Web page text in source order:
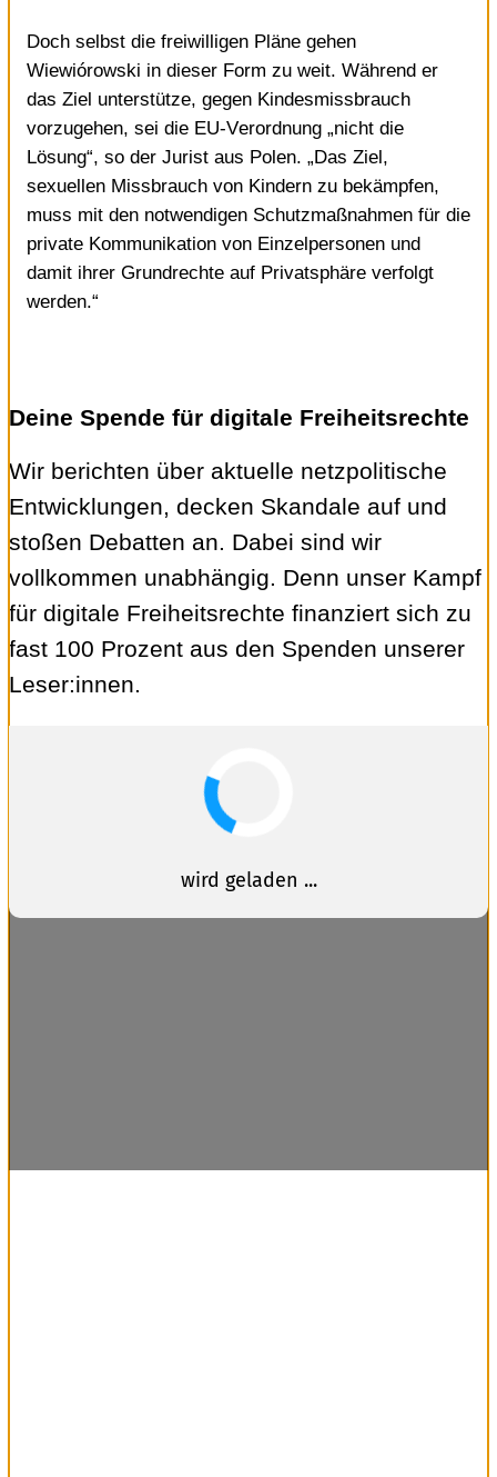
Doch selbst die freiwilligen Pläne gehen
Wiewiórowski in dieser Form zu weit. Während er
das Ziel unterstütze, gegen Kindesmissbrauch
vorzugehen, sei die EU-Verordnung „nicht die
Lösung“, so der Jurist aus Polen. „Das Ziel,
sexuellen Missbrauch von Kindern zu bekämpfen,
muss mit den notwendigen Schutzmaßnahmen für die
private Kommunikation von Einzelpersonen und
damit ihrer Grundrechte auf Privatsphäre verfolgt
werden.“
Deine Spende für digitale Freiheitsrechte
Wir berichten über aktuelle netzpolitische
Entwicklungen, decken Skandale auf und
stoßen Debatten an. Dabei sind wir
vollkommen unabhängig. Denn unser Kampf
für digitale Freiheitsrechte finanziert sich zu
fast 100 Prozent aus den Spenden unserer
Leser:innen.